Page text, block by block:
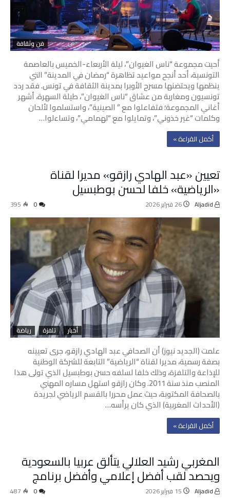
فن وثقافة
أحيت مجموعة “ناس الغيوان”، ليلة الأربعاء-الخميس بالعاصمة
التونسية، أحد أنجح مواعيد تظاهرة “رمضان في المدينة” التي
ينظمها ويحتضنها مسرح الأوبرا بمدينة الثقافة في تونس. فقد ردد
تونسيون ومغاربة من عشاق “ناس الغيوان”، طيلة السهرة، أشهر
أغاني المجموعة؛ فتفاعلوا مع ” الصينية”، واستسلموا لألحان
وكلمات “غير خذوني”، وتمايلوا مع “لهمامي”، وتساءلوا…
‫أكمل القراءة »‬
تعيين «عبد الهادي رازقو» مديرا لقناة
«الرياضية» خلفا لحسن بوطبسيل
26 فبراير 2026 395
أخبار تلفزة رياضة
علمت (الجديد نيوز) أن الصحافي عبد الهادي رازقو، جرى تعيينه
بصفة رسمية، مديرا لقناة “الرياضية” التابعة للشركة الوطنية
للإذاعة والتلفزة، وذلك خلفا لسلفه حسن بوطبسيل الذي تولى هذا
المنصب منذ سنة 2011. وكان رازقو استهل مساره المهني
بالصحافة المكتوبة، حيث عمل محررا بالقسم الرياضي لجريدة
(الأحداث المغربية) الذي كان يرأسه…
‫أكمل القراءة »‬
المغربي رشيد العلالي يتألق عربيا بالسعودية
ويحصد لقب أفضل إعلامي وأفضل برنامج
15 فبراير 2026 487